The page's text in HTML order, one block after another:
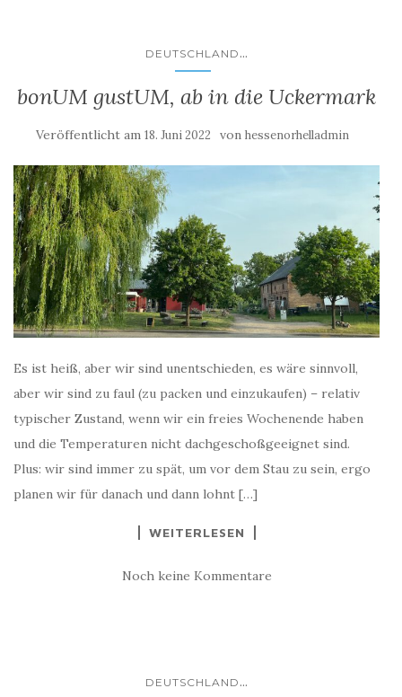
DEUTSCHLAND ...
bonUM gustUM, ab in die Uckermark
Veröffentlicht am 18. Juni 2022 von hessenorhelladmin
Es ist heiß, aber wir sind unentschieden, es wäre sinnvoll,
aber wir sind zu faul (zu packen und einzukaufen) – relativ
typischer Zustand, wenn wir ein freies Wochenende haben
und die Temperaturen nicht dachgeschoßgeeignet sind.
Plus: wir sind immer zu spät, um vor dem Stau zu sein, ergo
planen wir für danach und dann lohnt […]
WEITERLESEN
Noch keine Kommentare
DEUTSCHLAND ...